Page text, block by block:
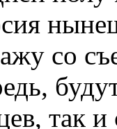
со
так